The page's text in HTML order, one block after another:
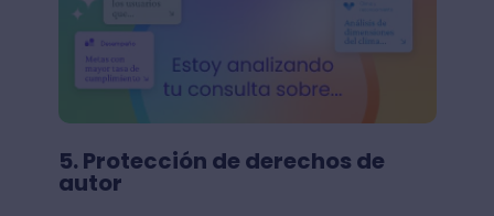
5. Protección de derechos de
autor